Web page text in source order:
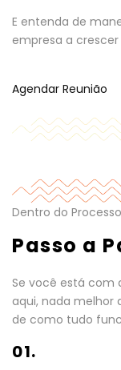
E entenda de
empresa a
Agendar Reunião
Dentro do Processo
Passo a
Se você está com
aqui, nada melhor
de como tudo
01.